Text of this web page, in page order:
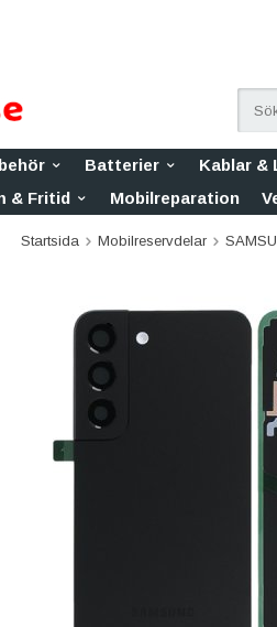
Batterier Kablar &
& Fritid Mobilreparation
Startsida Mobilreservdelar